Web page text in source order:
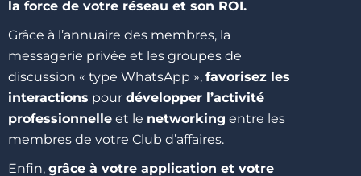
la force de votre réseau et son ROI.
Grâce à l’annuaire des membres, la
messagerie privée et les groupes de
discussion « type WhatsApp », favorisez les
interactions pour développer l’activité
professionnelle et le networking entre les
membres de votre Club d’affaires.
Enfin, grâce à votre application et votre